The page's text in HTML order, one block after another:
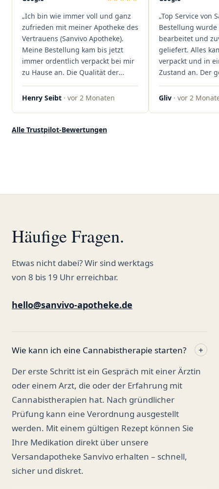
Kundenzufriedenheit an erster
Stelle stehen. Vielen Dank an das
Team von Sanvivo – ich bin
rundum begeistert!"
„Ich bin wie immer voll und ganz
zufrieden mit meiner Apotheke des
Vertrauens (Sanvivo Apotheke).
Meine Bestellung kam bis jetzt
immer ordentlich verpackt bei mir
zu Hause an. Die Qualität der
Blüten ist auch immer auf einem
hohen Niveau, die Auswahl ist
ordentlich gelagert, ich hatte nur
Henry Seibt · vor 2 Monaten
„Top Service von
Bestellung wurde
bearbeitet und
geliefert. Alles
verpackt und in
Zustand an. Der
war
professionell.
Gliv · vor 2
Alle Trustpilot-Bewertungen
Häufige Fragen.
Etwas nicht dabei? Wir sind werktags
von 8 bis 19 Uhr erreichbar.
hello@sanvivo-apotheke.de
Wie kann ich eine Cannabistherapie starten?
+
Der erste Schritt ist ein Gespräch mit einer Ärztin
oder einem Arzt, die oder der Erfahrung mit
Cannabistherapien hat. Nach gründlicher
Prüfung kann eine Verordnung ausgestellt
werden. Mit einem gültigen Rezept können Sie
Ihre Medikation direkt über unsere
Versandapotheke Sanvivo erhalten – schnell,
sicher und diskret.